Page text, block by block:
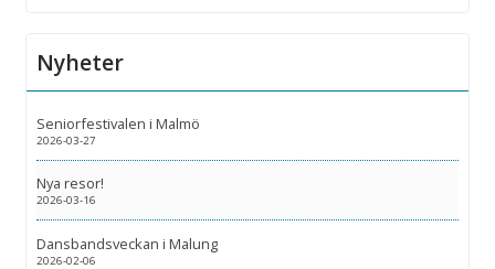
Nyheter
Seniorfestivalen i Malmö
2026-03-27
Nya resor!
2026-03-16
Dansbandsveckan i Malung
2026-02-06